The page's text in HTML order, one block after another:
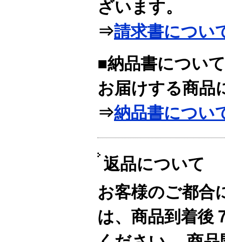
ざいます。
⇒請求書につい
■納品書について
お届けする商品
⇒納品書につい
返品について
お客様のご都合
は、商品到着後